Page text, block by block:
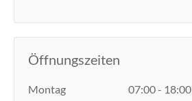
Öffnungszeiten
Montag
07:00 - 18:00